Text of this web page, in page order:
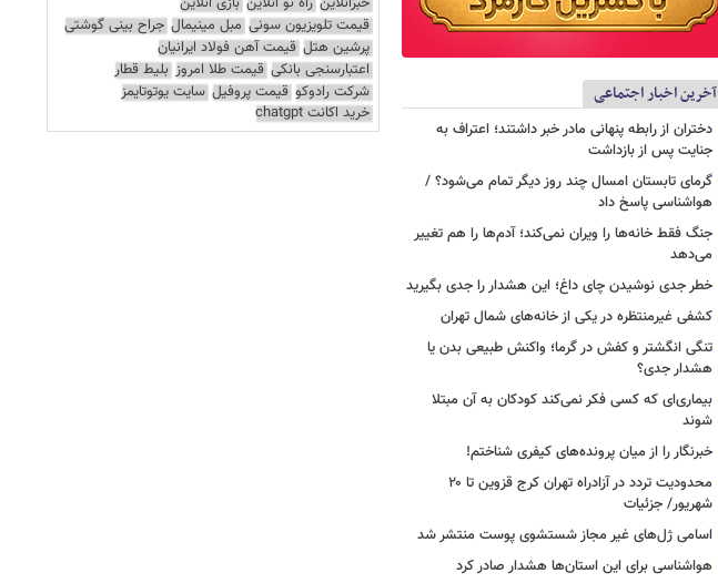
آخرین اخبار اجتماعی
دختران از رابطه پنهانی مادر خبر داشتند؛ اعتراف به
جنایت پس از بازداشت
گرمای تابستان امسال چند روز دیگر تمام می‌شود؟ /
هواشناسی پاسخ داد
جنگ فقط خانه‌ها را ویران نمی‌کند؛ آدم‌ها را هم تغییر
می‌دهد
خطر جدی نوشیدن چای داغ؛ این هشدار را جدی بگیرید
کشفی غیرمنتظره در یکی از خانه‌های شمال تهران
تنگی انگشتر و کفش در گرما؛ واکنش طبیعی بدن یا
هشدار جدی؟
بیماری‌ای که کسی فکر نمی‌کند کودکان به آن مبتلا
شوند
خبرنگار را از میان پرونده‌های کیفری شناختم!
محدودیت تردد در آزادراه تهران کرج قزوین تا ۲۰
شهریور/ جزئیات
اسامی ژل‌های غیر مجاز شستشوی پوست منتشر شد
هواشناسی برای این استان‌ها هشدار صادر کرد
قیمت تلویزیون سونی مبل مینیمال جراح بینی گوشتی
پرشین هتل قیمت آهن فولاد ایرانیان
اعتبارسنجی بانکی قیمت طلا امروز بلیط قطار
شرکت رادوکو قیمت پروفیل سایت یوتوتایمز
خرید اکانت chatgpt